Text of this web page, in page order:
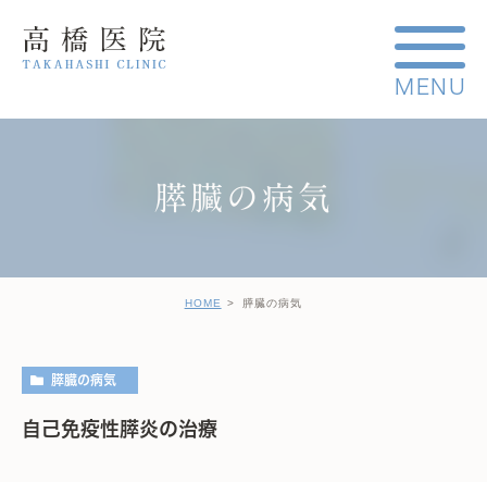
膵臓の病気
HOME 膵臓の病気
膵臓の病気
自己免疫性膵炎の治療